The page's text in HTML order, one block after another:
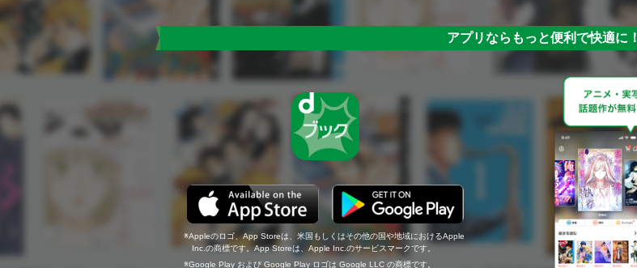
アプリならもっと便利で快適に！
Appleのロゴ、App Storeは、米国もしくはその他の国や地域におけるApple
Inc.の商標です。App Storeは、Apple Inc.のサービスマークです。
Google Play および Google Play ロゴは Google LLC の商標です。